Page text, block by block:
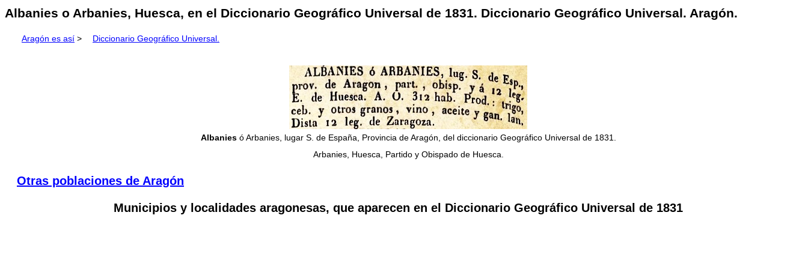
Albanies o Arbanies, Huesca, en el Diccionario Geográfico Universal de 1831. Diccionario Geográfico Universal. Aragón.
Aragón es así > Diccionario Geográfico Universal.
Albaniesó Arbanies, lugar S. de España, Provincia de Aragón, del diccionario Geográfico Universal de 1831.
Arbanies, Huesca, Partido y Obispado de Huesca.
Otras poblaciones de Aragón
Municipios y localidades aragonesas, que aparecen en el Diccionario Geográfico Universal de 1831